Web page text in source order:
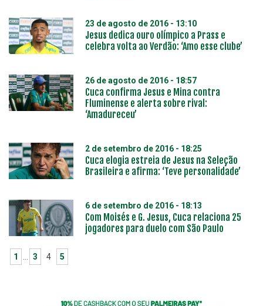
23 de agosto de 2016 - 13:10
Jesus dedica ouro olímpico a Prass e
celebra volta ao Verdão: ‘Amo esse clube’
26 de agosto de 2016 - 18:57
Cuca confirma Jesus e Mina contra
Fluminense e alerta sobre rival:
‘Amadureceu’
2 de setembro de 2016 - 18:25
Cuca elogia estreia de Jesus na Seleção
Brasileira e afirma: ‘Teve personalidade’
6 de setembro de 2016 - 18:13
Com Moisés e G. Jesus, Cuca relaciona 25
jogadores para duelo com São Paulo
1 3 4 5